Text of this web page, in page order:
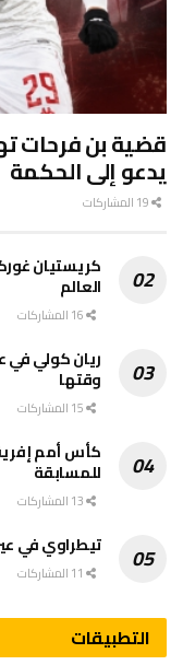
قضية بن فرحات
يدعو إلى الحكمة
كريستيان
العالم
ريان كولي في
وقتها
للمسابقة
تيطراوي في
التطبيقات